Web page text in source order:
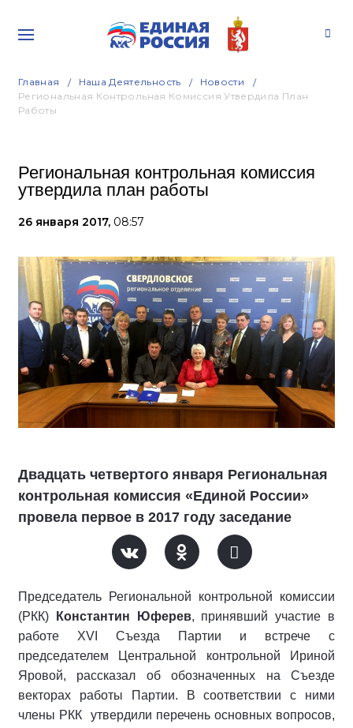
Главная Наша Деятельность
Новости
Региональная Контрольная Комиссия Утвердила План
Работы
Региональная контрольная комиссия
утвердила план работы
26 января 2017, 08:57
Двадцать четвертого января Региональная
контрольная комиссия «Единой России»
провела первое в 2017 году заседание
Председатель Региональной контрольной комиссии
(РКК)
Константин Юферев, принявший участие в
работе XVI Съезда Партии и встрече с
председателем Центральной контрольной Ириной
Яровой, рассказал об обозначенных на Съезде
векторах работы Партии. В соответствии с ними
члены РКК утвердили перечень основных вопросов,